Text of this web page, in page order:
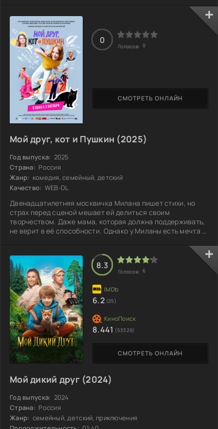
остаются неподвижными. Теперь им предстоит выполнить
задания игры, чтобы вернуть все к жизни. Путешествуя по
России, Миша и Алиса собирают коллекцию фотографий с
загадочными
Мой друг, кот и Пушкин (2025)
Год выпуска: 2025
Страна: Россия
Жанр: комедия, семейный, детский
Качество: WEB-DL
Двенадцатилетняя москвичка Милана пишет стихи, но
страх перед сценой мешает ей делиться своим
творчеством. Даже мама, которая должна поддерживать,
не верит в её способности. Однако у Миланы есть мечта —
мотивам «Евгения Онегина». Это шанс не только заявить
о себе, но и убедить маму отказаться от работы в Китае.
На пути к успеху ей нужно преодолеть свои страхи и
столкнуться с хитрой соперницей. На помощь приходит
черный кот с необычной душой —
СМОТРЕТЬ ОНЛАЙН
0
Голосов: 0
Мой дикий друг (2024)
Год выпуска: 2024
Страна: Россия
Жанр: семейный, детский, приключения
СМОТРЕТЬ ОНЛАЙН
8.3
Голосов: 6
6.2 (25)
8.441 (53329)